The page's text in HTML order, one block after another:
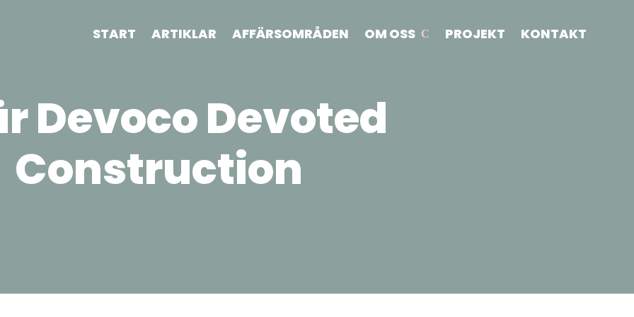
START ARTIKLAR AFFÄRSOMRÅDEN OM OSS PROJEKT KONTAKT
Devoco Devoted
Construction